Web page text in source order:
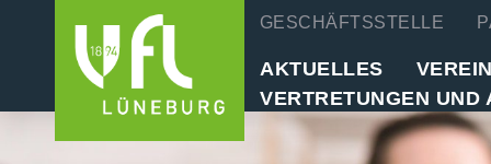
GESCHÄFTSSTELLE
AKTUELLES VEREIN
VERTRETUNGEN UND